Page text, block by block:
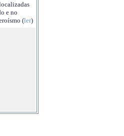
e no
(ler)